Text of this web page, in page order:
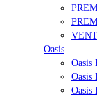
Oasis
Oasis
Oasis
Oasis